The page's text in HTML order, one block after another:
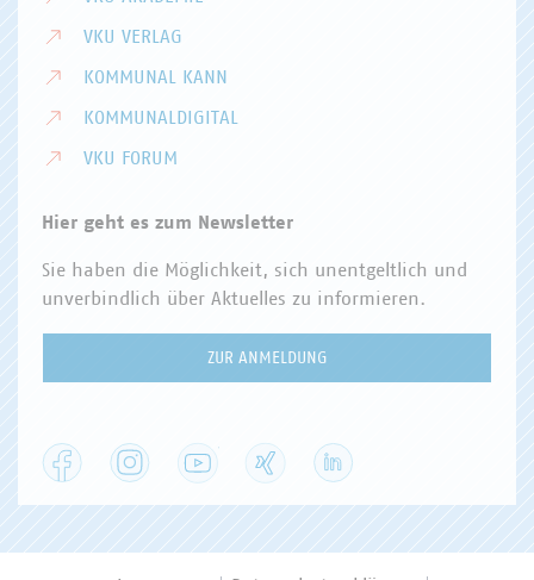
VKU VERLAG
KOMMUNAL KANN
KOMMUNALDIGITAL
VKU FORUM
Hier geht es zum Newsletter
Sie haben die Möglichkeit, sich unentgeltlich und
unverbindlich über Aktuelles zu informieren.
ZUR ANMELDUNG
Facebook Instagram YouTube